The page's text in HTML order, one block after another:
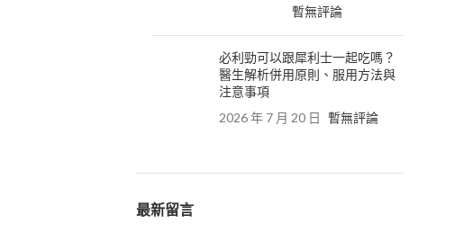
暫無評論
必利勁可以跟犀利士一起吃嗎？
醫生解析併用原則、服用方法與
注意事項
2026 年 7 月 20 日 暫無評論
最新留言